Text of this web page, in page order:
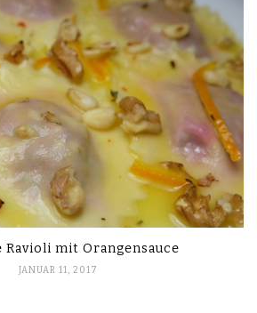
Ravioli mit Orangensauce
JANUAR 11, 2017